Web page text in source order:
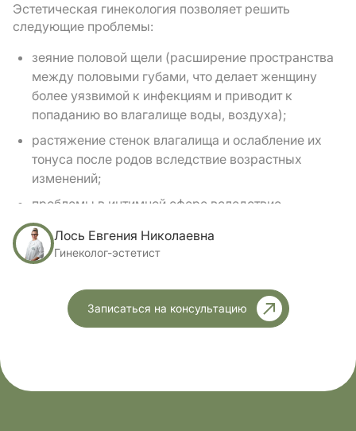
Эстетическая гинекология позволяет решить
следующие проблемы:
зеяние половой щели (расширение пространства
между половыми губами, что делает женщину
более уязвимой к инфекциям и приводит к
попаданию во влагалище воды, воздуха);
растяжение стенок влагалища и ослабление их
тонуса после родов вследствие возрастных
изменений;
проблемы в интимной сфере вследствие
несоответствия размеров половых органов
женщины и мужчины;
аномальные размеры и/или положение
капюшона клитора;
нарушение его подвижности вследствие
врожденных особенностей строения или
или недостаточно выраженные половые губы;
Лось Евгения Николаевна
Гинеколог-эстетист
Записаться на консультацию